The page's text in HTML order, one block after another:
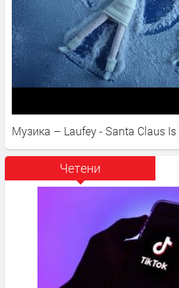
Музика – Laufey - Santa Claus Is
Четени